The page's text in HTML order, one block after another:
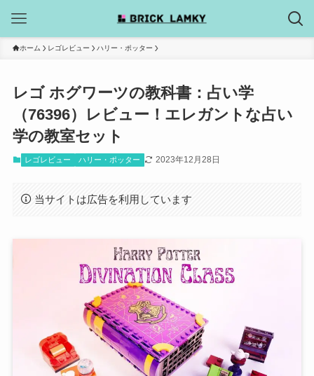
ホーム レゴレビュー ハリー・ポッター
レゴ ホグワーツの教科書：占い学
（76396）レビュー！エレガントな占い
学の教室セット
レゴレビュー ハリー・ポッター 2023年12月28日
当サイトは広告を利用しています